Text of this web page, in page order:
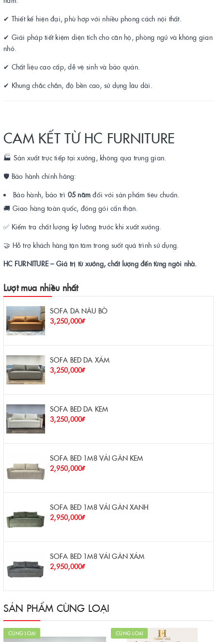
✔ Thiết kế hiện đại, phù hợp với nhiều phong cách nội thất.
✔ Giải pháp tiết kiệm diện tích cho căn hộ, phòng ngủ và không gian
nhỏ.
✔ Chất liệu cao cấp, dễ vệ sinh và bảo quản.
✔ Khung chắc chắn, độ bền cao, sử dụng lâu dài.
CAM KẾT TỪ HC FURNITURE
🏭 Sản xuất trực tiếp tại xưởng, không qua trung gian.
🛡️ Bảo hành chính hãng:
Bảo hành, bảo trì 05 năm đối với sản phẩm tiêu chuẩn.
🚚 Giao hàng toàn quốc, đóng gói cẩn thận.
✅ Kiểm tra chất lượng kỹ lưỡng trước khi xuất xưởng.
🤝 Hỗ trợ khách hàng tận tâm trong suốt quá trình sử dụng.
HC FURNITURE – Giá trị từ xưởng, chất lượng đến từng ngôi nhà.
Lượt mua nhiều nhất
SOFA DA NÂU BÒ
3,250,000₫
SOFA BED DA XÁM
3,250,000₫
SOFA BED DA KEM
3,250,000₫
SOFA BED 1M8 VẢI GÂN KEM
2,950,000₫
SOFA BED 1M8 VẢI GÂN XANH
2,950,000₫
SOFA BED 1M8 VẢI GÂN XÁM
2,950,000₫
SẢN PHẨM CÙNG LOẠI
CÙNG LOẠI CÙNG LOẠI